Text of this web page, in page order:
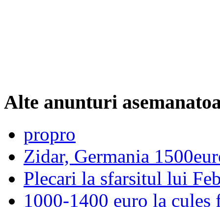
Alte anunturi
propro
Zidar, Germania
Plecari la sfarsitul lui
1000-1400 euro la cules